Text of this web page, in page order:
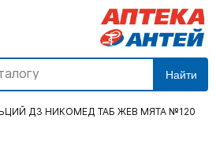
Найти
Д3 НИКОМЕД ТАБ ЖЕВ МЯТА №120